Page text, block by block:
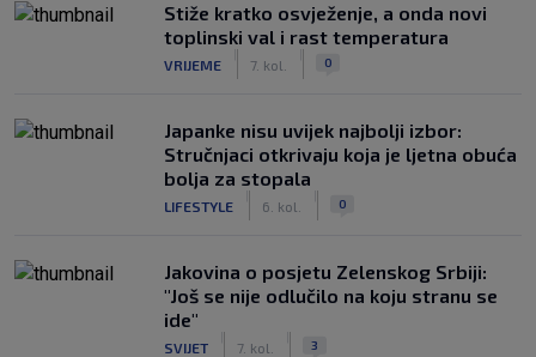
Stiže kratko osvježenje, a onda novi
toplinski val i rast temperatura
VRIJEME 7. kol. 0
Japanke nisu uvijek najbolji izbor:
Stručnjaci otkrivaju koja je ljetna obuća
bolja za stopala
LIFESTYLE 6. kol. 0
Jakovina o posjetu Zelenskog Srbiji:
"Još se nije odlučilo na koju stranu se
ide"
SVIJET 7. kol. 3